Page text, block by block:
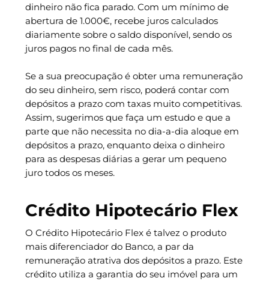
dinheiro não fica parado. Com um mínimo de
abertura de 1.000€, recebe juros calculados
diariamente sobre o saldo disponível, sendo os
juros pagos no final de cada mês.
Se a sua preocupação é obter uma remuneração
do seu dinheiro, sem risco, poderá contar com
depósitos a prazo com taxas muito competitivas.
Assim, sugerimos que faça um estudo e que a
parte que não necessita no dia-a-dia aloque em
depósitos a prazo, enquanto deixa o dinheiro
para as despesas diárias a gerar um pequeno
juro todos os meses.
Crédito Hipotecário Flex
O Crédito Hipotecário Flex é talvez o produto
mais diferenciador do Banco, a par da
remuneração atrativa dos depósitos a prazo. Este
crédito utiliza a garantia do seu imóvel para um